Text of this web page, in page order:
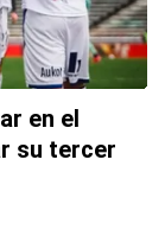
en el
su tercer